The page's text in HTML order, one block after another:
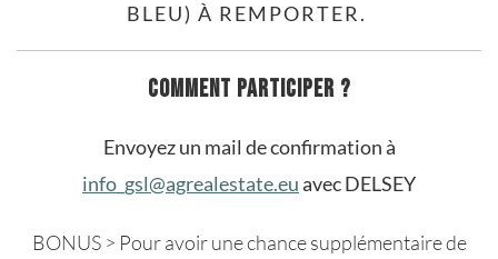
BLEU) À REMPORTER.
COMMENT PARTICIPER ?
Envoyez un mail de confirmation à
info_gsl@agrealestate.euavec DELSEY
BONUS > Pour avoir une chance supplémentaire de